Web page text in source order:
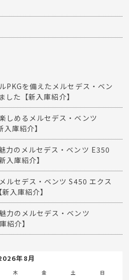
PKGを備えたメルセデス・ベン
した【新入庫紹介】
しめるメルセデス・ベンツ
庫紹介】
力のメルセデス・ベンツ E350
入庫紹介】
ルセデス・ベンツ S450 エクス
入庫紹介】
力のメルセデス・ベンツ
紹介】
年8月
木 金 土 日